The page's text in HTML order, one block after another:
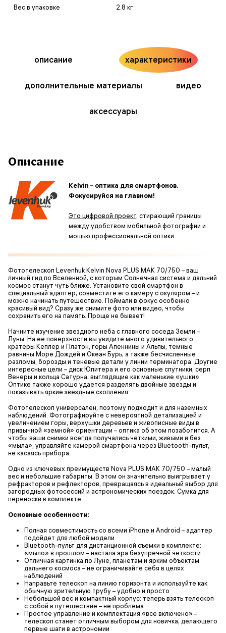
Вес в упаковке
2.8 кг
описание характеристики
дополнительные материалы видео
аксессуары
Описание
Kelvin – оптика для смартфонов.
Фокусируйся на главном!
Это цифровой проект, стирающий границы
между удобством мобильной фотографии и
мощью профессиональной оптики.
Фототелескоп Levenhuk Kelvin Nova PLUS MAK 70/750 – ваш
личный гид по Вселенной, с которым Солнечная система и дальний
космос станут чуть ближе. Установите свой смартфон в
специальный адаптер, совместите его камеру с окуляром – и
можно начинать путешествие. Поймали в фокус особенно
красивый вид? Сразу же снимите фото или видео, чтобы
сохранить его на память. Проще не бывает!
Начните изучение звездного неба с главного соседа Земли –
Луны. На ее поверхности вы увидите много удивительного:
кратеры Кеплер и Платон, горы Апеннины и Альпы, темные
равнины Море Дождей и Океан Бурь, а также бесчисленные
разломы, борозды и теневые детали у линии терминатора. Другие
интересные цели – диск Юпитера и его основные спутники, серп
Венеры и кольца Сатурна, выглядящие как маленькие «ушки».
Оптике также хорошо удается разделять двойные звезды и
показывать яркие звездные скопления.
Фототелескоп универсален, поэтому подходит и для наземных
наблюдений. Фотографируйте с невероятной детализацией и
увеличением горы, верхушки деревьев и живописные виды в
привычной «земной» ориентации – оптика об этом позаботится. А
чтобы ваши снимки всегда получались четкими, живыми и без
«мыла», управляйте камерой смартфона через Bluetooth-пульт,
не касаясь прибора.
Одно из ключевых преимуществ Nova PLUS MAK 70/750 – малый
вес и небольшие габариты. В этом он значительно выигрывает у
рефракторов и рефлекторов, превращаясь в идеальный выбор для
загородных фотосессий и астрономических поездок. Сумка для
переноски в комплекте.
Основные особенности:
Полная совместимость со всеми iPhone и Android – адаптер
подойдет для любой модели
Bluetooth-пульт для дистанционной съемки в комплекте:
«мыло» в прошлом – настала эра безупречной четкости
Отличная картинка по Луне, планетам и ярким объектам
дальнего космоса – не ограничивайте себя в целях
наблюдений
Направьте телескоп на линию горизонта и используйте как
обычную зрительную трубу – удобно и просто
Небольшой вес и компактный корпус: теперь взять телескоп
с собой в путешествие – не проблема
Простое управление и комплектация «все включено» –
телескоп станет отличным выбором для новичка, делающего
первые шаги в астрономии